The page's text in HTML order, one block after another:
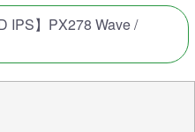
IPS】PX278 Wave /